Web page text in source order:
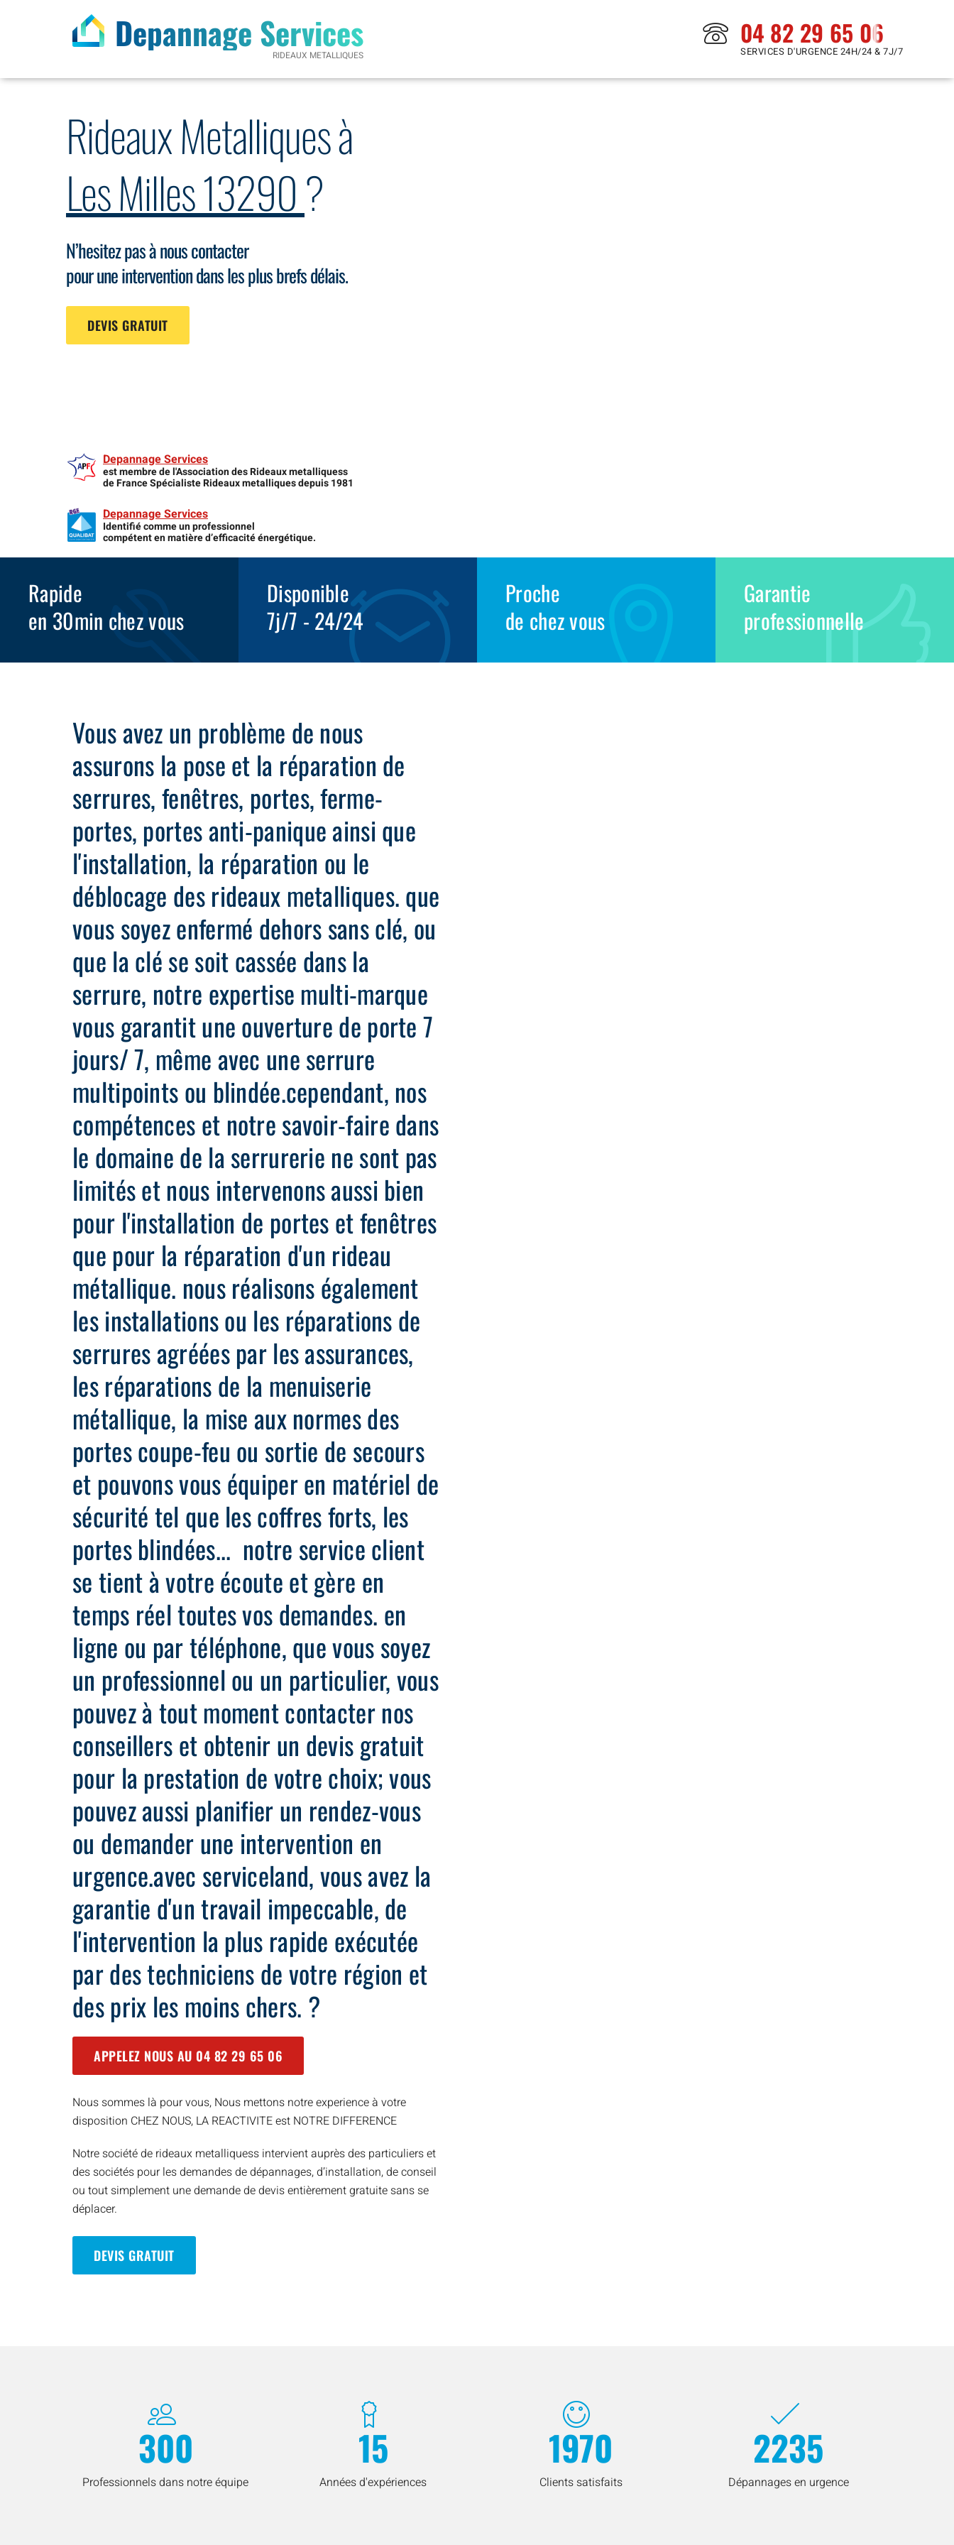
Depannage Services
RIDEAUX METALLIQUES
04 82 29 65 06
SERVICES D'URGENCE 24H/24 & 7J/7
Rideaux Metalliques à
Les Milles 13290?
N’hesitez pas à nous contacter
pour une intervention dans les plus brefs délais.
DEVIS GRATUIT
Depannage Services
est membre de l'Association des Rideaux metalliquess
de France Spécialiste Rideaux metalliques depuis 1981
Depannage Services
Identifié comme un professionnel
compétent en matière d’efficacité énergétique.
Rapide
en 30min chez vous
Disponible
7j/7 - 24/24
Proche
de chez vous
Garantie
professionnelle
Vous avez un problème de nous
assurons la pose et la réparation de
serrures, fenêtres, portes, ferme-
portes, portes anti-panique ainsi que
l'installation, la réparation ou le
déblocage des rideaux metalliques. que
vous soyez enfermé dehors sans clé, ou
que la clé se soit cassée dans la
serrure, notre expertise multi-marque
vous garantit une ouverture de porte 7
jours/ 7, même avec une serrure
multipoints ou blindée.cependant, nos
compétences et notre savoir-faire dans
le domaine de la serrurerie ne sont pas
limités et nous intervenons aussi bien
pour l'installation de portes et fenêtres
que pour la réparation d'un rideau
métallique. nous réalisons également
les installations ou les réparations de
serrures agréées par les assurances,
les réparations de la menuiserie
métallique, la mise aux normes des
portes coupe-feu ou sortie de secours
et pouvons vous équiper en matériel de
sécurité tel que les coffres forts, les
portes blindées... notre service client
se tient à votre écoute et gère en
temps réel toutes vos demandes. en
ligne ou par téléphone, que vous soyez
un professionnel ou un particulier, vous
pouvez à tout moment contacter nos
conseillers et obtenir un devis gratuit
pour la prestation de votre choix; vous
pouvez aussi planifier un rendez-vous
ou demander une intervention en
urgence.avec serviceland, vous avez la
garantie d'un travail impeccable, de
l'intervention la plus rapide exécutée
par des techniciens de votre région et
des prix les moins chers. ?
APPELEZ NOUS AU 04 82 29 65 06
Nous sommes là pour vous, Nous mettons notre experience à votre
disposition CHEZ NOUS, LA REACTIVITE est NOTRE DIFFERENCE
Notre société de rideaux metalliquess intervient auprès des particuliers et
des sociétés pour les demandes de dépannages, d’installation, de conseil
ou tout simplement une demande de devis entièrement gratuite sans se
déplacer.
DEVIS GRATUIT
300
Professionnels dans notre équipe
15
Années d'expériences
1970
Clients satisfaits
2235
Dépannages en urgence